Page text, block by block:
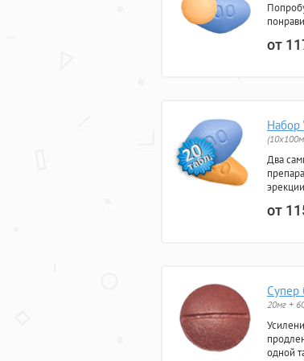
от
Набор
Два
от
Супер
20мг +
одной